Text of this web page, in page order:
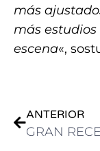
más
más
escena«,
ANTERIOR